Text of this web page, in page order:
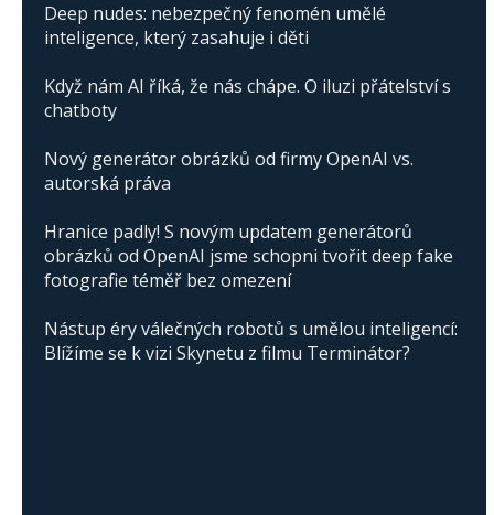
Deep nudes: nebezpečný fenomén umělé
inteligence, který zasahuje i děti
Když nám AI říká, že nás chápe. O iluzi přátelství s
chatboty
Nový generátor obrázků od firmy OpenAI vs.
autorská práva
Hranice padly! S novým updatem generátorů
obrázků od OpenAI jsme schopni tvořit deep fake
fotografie téměř bez omezení
Nástup éry válečných robotů s umělou inteligencí:
Blížíme se k vizi Skynetu z filmu Terminátor?